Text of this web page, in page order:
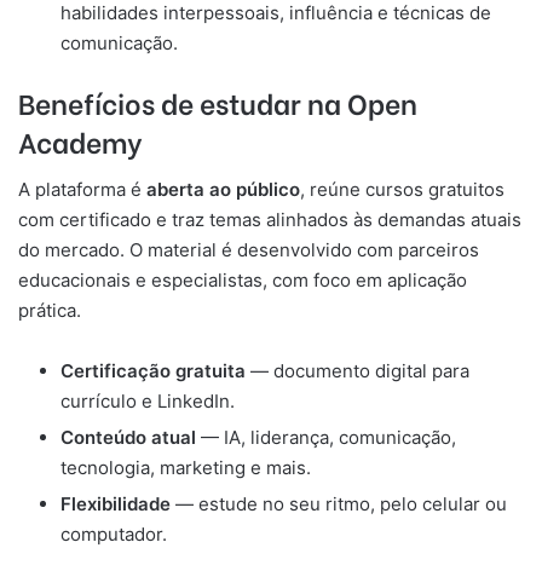
habilidades interpessoais, influência e técnicas de
comunicação.
Benefícios de estudar na Open
Academy
A plataforma é aberta ao público, reúne cursos gratuitos
com certificado e traz temas alinhados às demandas atuais
do mercado. O material é desenvolvido com parceiros
educacionais e especialistas, com foco em aplicação
prática.
Certificação gratuita — documento digital para
currículo e LinkedIn.
Conteúdo atual — IA, liderança, comunicação,
tecnologia, marketing e mais.
Flexibilidade — estude no seu ritmo, pelo celular ou
computador.